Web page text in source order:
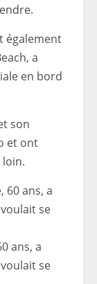
également
a
en bord
son
et ont
ans, a
se